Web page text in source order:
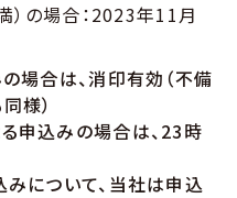
の場合：2023年11月
場合は、消印有効（不備
様）
申込みの場合は、23時
みについて、当社は申込